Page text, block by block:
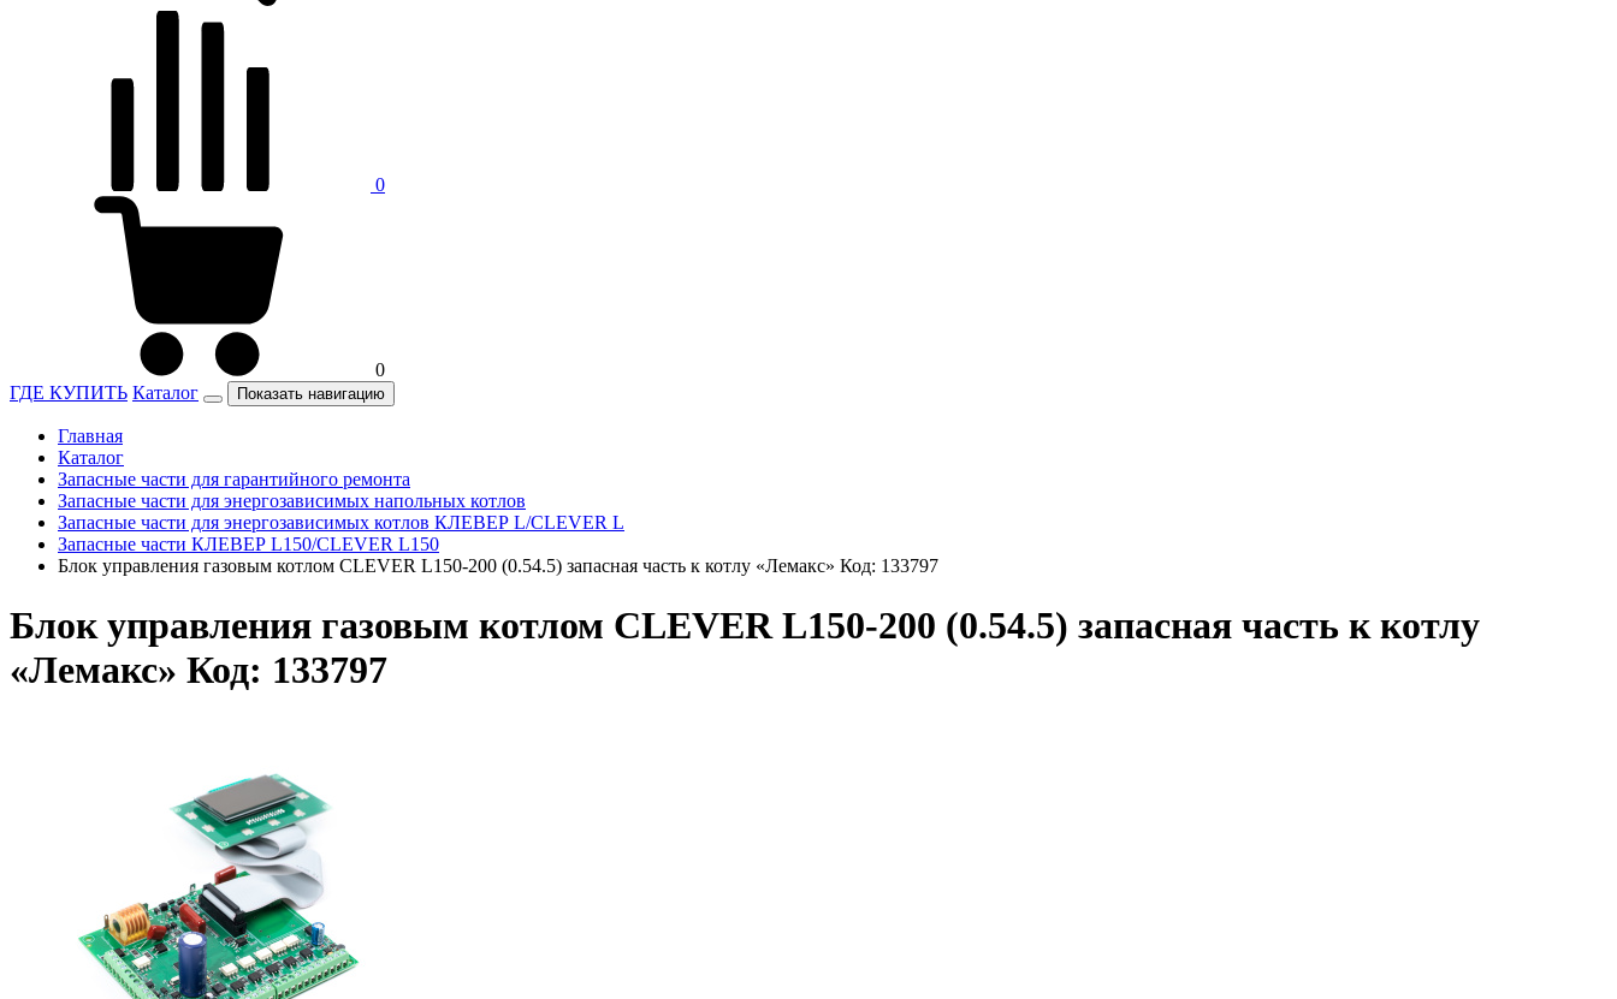
0
0
ГДЕ КУПИТЬ Каталог Показать навигацию
Главная
Каталог
Запасные части для гарантийного ремонта
Запасные части для энергозависимых напольных котлов
Запасные части для энергозависимых котлов КЛЕВЕР L/CLEVER L
Запасные части КЛЕВЕР L150/CLEVER L150
Блок управления газовым котлом CLEVER L150-200 (0.54.5) запасная часть к котлу «Лемакс» Код: 133797
Блок управления газовым котлом CLEVER L150-200 (0.54.5) запасная часть к котлу
«Лемакс» Код: 133797